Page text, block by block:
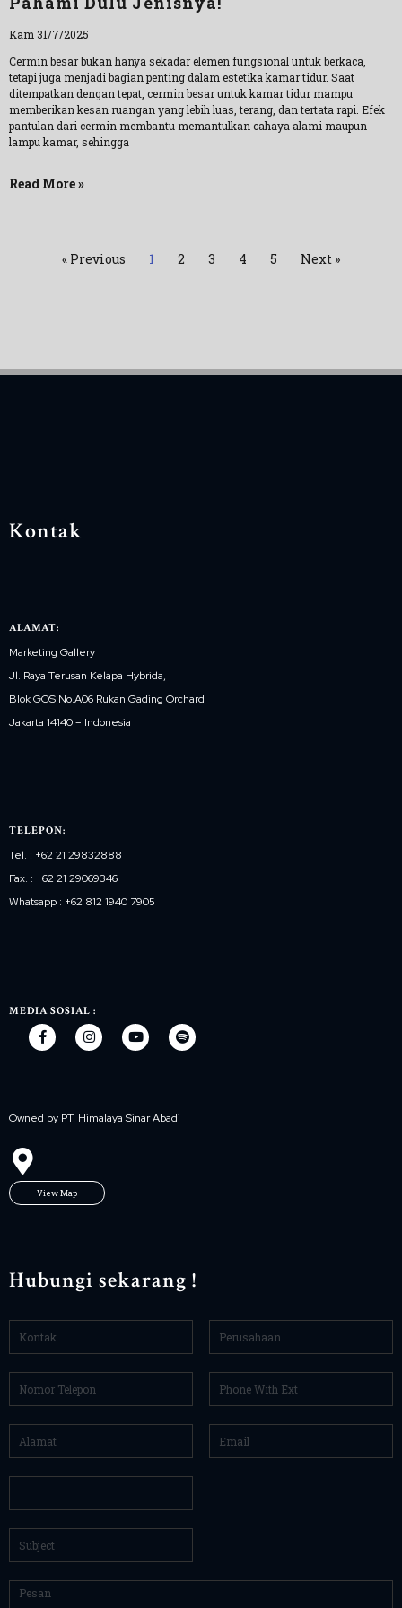
Kam 31/7/2025
Cermin besar bukan hanya sekadar elemen fungsional untuk berkaca,
tetapi juga menjadi bagian penting dalam estetika kamar tidur. Saat
ditempatkan dengan tepat, cermin besar untuk kamar tidur mampu
memberikan kesan ruangan yang lebih luas, terang, dan tertata rapi. Efek
pantulan dari cermin membantu memantulkan cahaya alami maupun
lampu kamar, sehingga
Read More »
« Previous 1 2 3 4 5 Next »
Kontak
ALAMAT:
Marketing Gallery
Jl. Raya Terusan Kelapa Hybrida,
Blok GOS No.A06 Rukan Gading Orchard
Jakarta 14140 – Indonesia
TELEPON:
Tel. : +62 21 29832888
Fax. : +62 21 29069346
Whatsapp : +62 812 1940 7905
MEDIA SOSIAL :
Owned by PT. Himalaya Sinar Abadi
View Map
Hubungi sekarang !